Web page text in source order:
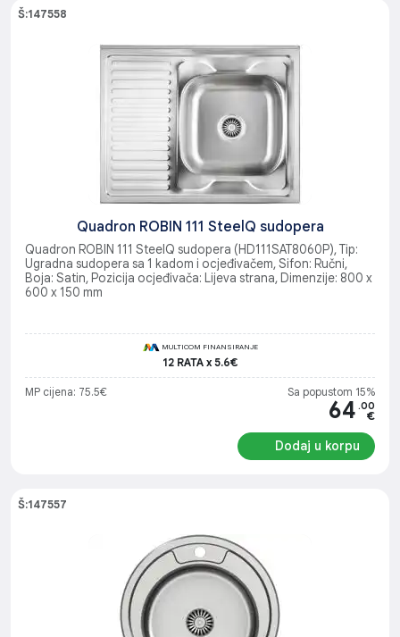
Š:147558
Quadron ROBIN 111 SteelQ sudopera
Quadron ROBIN 111 SteelQ sudopera (HD111SAT8060P), Tip:
Ugradna sudopera sa 1 kadom i ocjeđivačem, Sifon: Ručni,
Boja: Satin, Pozicija ocjeđivača: Lijeva strana, Dimenzije: 800 x
600 x 150 mm
MULTICOM FINANSIRANJE
12 RATA x 5.6€
MP cijena: 75.5€ Sa popustom 15%
64 .00
€
Dodaj u korpu
Š:147557